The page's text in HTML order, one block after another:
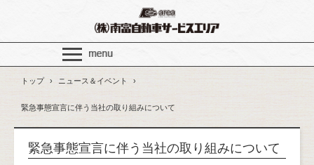
トップ › ニュース＆イベント ›
緊急事態宣言に伴う当社の取り組みについて
緊急事態宣言に伴う当社の取り組みについて